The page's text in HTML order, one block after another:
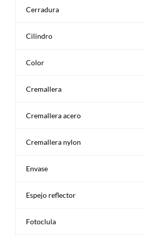
Cerradura
Cilindro
Color
Cremallera
Cremallera acero
Cremallera nylon
Envase
Espejo reflector
Fotoclula